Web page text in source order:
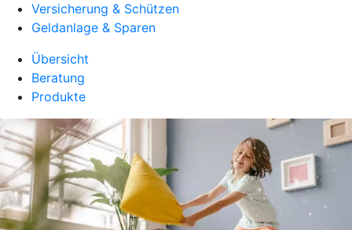
Versicherung & Schützen
Geldanlage & Sparen
Übersicht
Beratung
Produkte